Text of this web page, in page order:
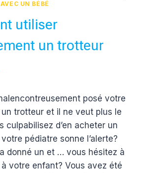
UN BÉBÉ
utiliser
un trotteur
posé votre
trotteur et il ne veut plus le
culpabilisez d’en acheter un
pédiatre sonne l’alerte?
donné un et … vous hésitez à
à votre enfant? Vous avez été